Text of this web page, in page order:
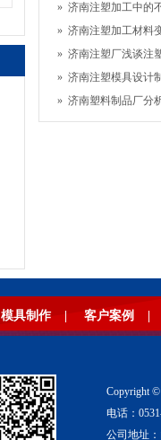
» 济南注塑加工中的
» 济南注塑加工材料
» 济南注塑厂浅谈注
» 济南注塑模具设计
» 济南塑料制品厂分
模具制作 客户案例
Copyright
电话：
公司地址